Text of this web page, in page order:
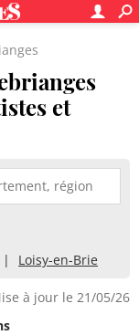
et
Loisy-en-Brie
à jour le 21/05/26